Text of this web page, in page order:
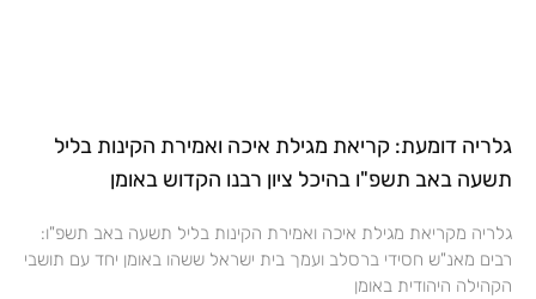
גלריה דומעת: קריאת מגילת איכה ואמירת הקינות בליל
תשעה באב תשפ"ו בהיכל ציון רבנו הקדוש באומן
גלריה מקריאת מגילת איכה ואמירת הקינות בליל תשעה באב תשפ"ו:
רבים מאנ"ש חסידי ברסלב ועמך בית ישראל ששהו באומן יחד עם תושבי
הקהילה היהודית באומן